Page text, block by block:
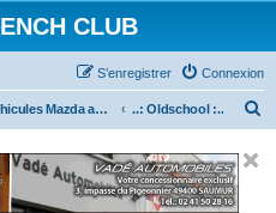
CLUB
Connexion
S’enregistrer
..: Véhicules Mazda ancien (<2003) :.. ..: Oldschool :..